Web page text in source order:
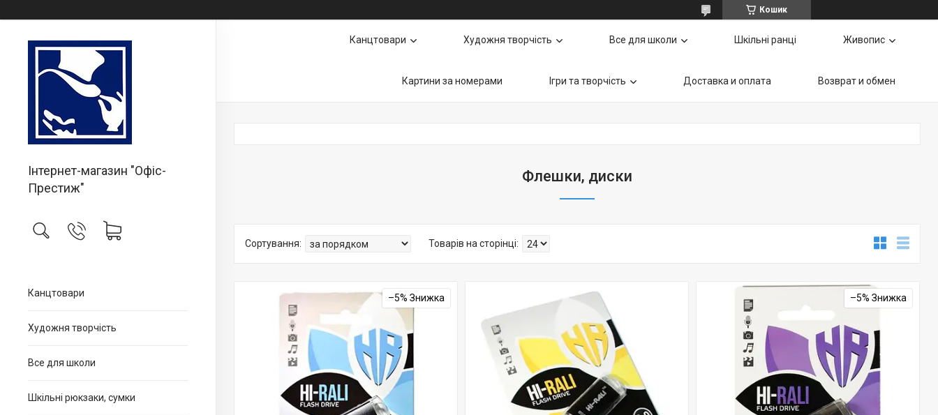
Кошик
Інтернет-магазин "Офіс-
Престиж"
Канцтовари
Художня творчість
Все для школи
Шкільні рюкзаки, сумки
Канцтовари Художня творчість Все для школи Шкільні ранці Живопис
Картини за номерами Ігри та творчість Доставка и оплата Возврат и обмен
Флешки, диски
–5% –5%